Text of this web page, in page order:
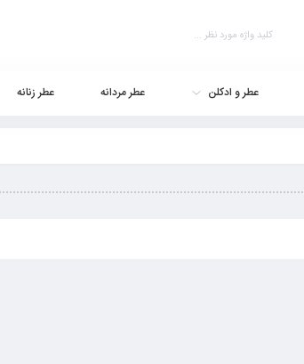
عطر و ادکلن عطر مردانه عطر زنانه